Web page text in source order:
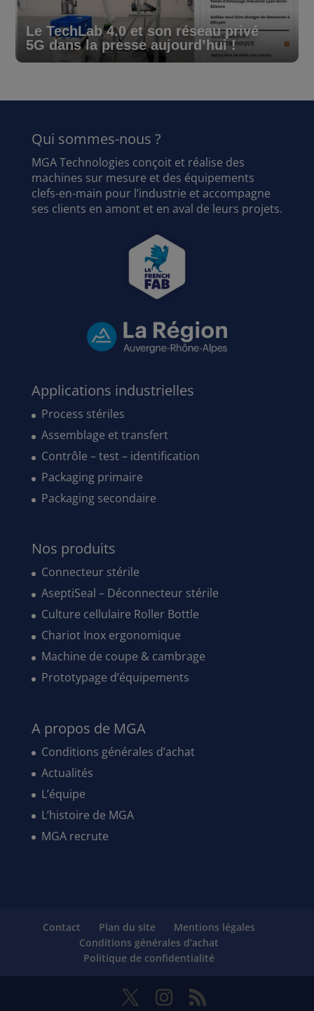
Le TechLab 4.0 et son réseau privé
5G dans la presse aujourd’hui !
Qui sommes-nous ?
MGA Technologies conçoit et réalise des
machines sur mesure et des équipements
clefs-en-main pour l’industrie et accompagne
ses clients en amont et en aval de leurs projets.
Applications industrielles
Process stériles
Assemblage et transfert
Contrôle – test – identification
Packaging primaire
Packaging secondaire
Nos produits
Connecteur stérile
AseptiSeal – Déconnecteur stérile
Culture cellulaire Roller Bottle
Chariot Inox ergonomique
Machine de coupe & cambrage
Prototypage d’équipements
A propos de MGA
Conditions générales d’achat
Actualités
L’équipe
L’histoire de MGA
MGA recrute
Contact Plan du site
Mentions légales
Conditions générales d’achat
Politique de confidentialité